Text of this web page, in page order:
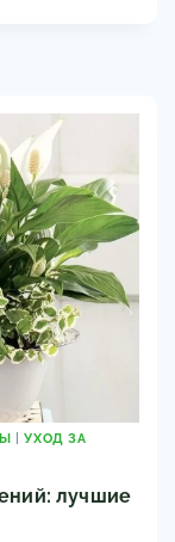
|УХОД ЗА
лучшие